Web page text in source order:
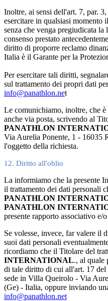
Inoltre, ai sensi dell'art. 7, par.
esercitare in qualsiasi momento
senza che venga pregiudicata la
consenso prestato
diritto di proporre reclamo
Italia è il Garante per la
Per esercitare tali diritti,
sul trattamento dei propri dati
info@panathlon.net
Le comunichiamo, inoltre, che
anche via posta, scrivendo al
PANATHLON
Via Aurelia Ponente, 1 - 16035
l'oggetto della richiesta.
12. Diritto all'oblio
La informiamo che la presente
il trattamento dei dati personali
PANATHLON
PANATHLON
presente rapporto associativo
Se volesse, invece, far valere il
suoi dati personali
ricordiamo che il Titolare del
INTERNATIONAL., al quale
di tale diritto di cui all'art. 17
sede in Villa Queirolo - Via
(Ge) - Italia, oppure inviando
info@panathlon.net